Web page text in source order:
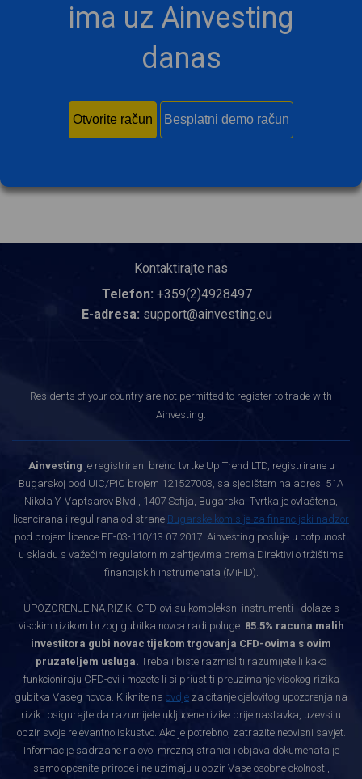
ima uz Ainvesting
danas
Otvorite račun Besplatni demo račun
Kontaktirajte nas
Telefon: +359(2)4928497
E-adresa: support@ainvesting.eu
Residents of your country are not permitted to register to trade with
Ainvesting.
Ainvesting je registrirani brend tvrtke Up Trend LTD, registrirane u
Bugarskoj pod UIC/PIC brojem 121527003, sa sjedištem na adresi 51A
Nikola Y. Vaptsarov Blvd., 1407 Sofija, Bugarska. Tvrtka je ovlaštena,
licencirana i regulirana od strane Bugarske komisije za financijski nadzor
pod brojem licence РГ-03-110/13.07.2017. Ainvesting posluje u potpunosti
u skladu s važećim regulatornim zahtjevima prema Direktivi o tržištima
financijskih instrumenata (MiFID).
UPOZORENJE NA RIZIK: CFD-ovi su kompleksni instrumenti i dolaze s
visokim rizikom brzog gubitka novca radi poluge. 85.5% racuna malih
investitora gubi novac tijekom trgovanja CFD-ovima s ovim
pruzateljem usluga. Trebali biste razmisliti razumijete li kako
funkcioniraju CFD-ovi i mozete li si priustiti preuzimanje visokog rizika
gubitka Vaseg novca. Kliknite na ovdje za citanje cjelovitog upozorenja na
rizik i osigurajte da razumijete ukljucene rizike prije nastavka, uzevsi u
obzir svoje relevantno iskustvo. Ako je potrebno, zatrazite neovisni savjet.
Informacije sadrzane na ovoj mreznoj stranici i objava dokumenata je
samo opcenite prirode i ne uzimaju u obzir Vase osobne okolnosti,